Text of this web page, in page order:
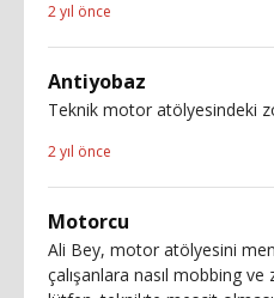
2 yıl önce
Antiyobaz
Teknik motor atölyesindeki
2 yıl önce
Motorcu
Ali Bey, motor atölyesini
çalışanlara nasıl mobbing ve